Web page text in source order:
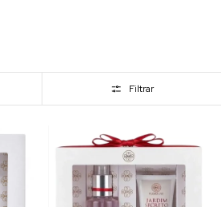
Filtrar